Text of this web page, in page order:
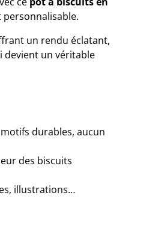
un rendu éclatant,
devient un véritable
durables, aucun
des biscuits
illustrations…